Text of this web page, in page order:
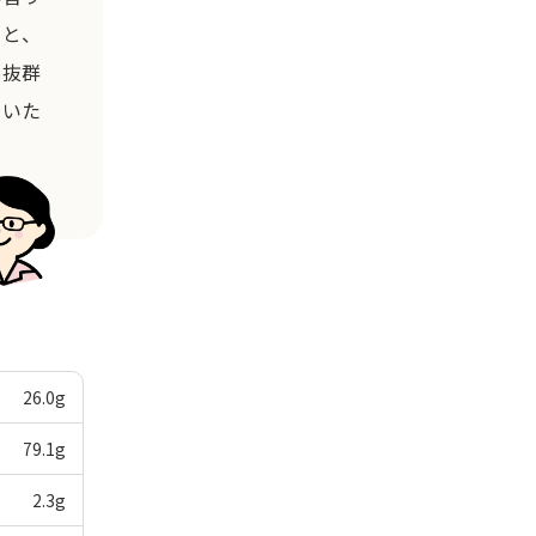
、
群
た
26.0g
79.1g
2.3g